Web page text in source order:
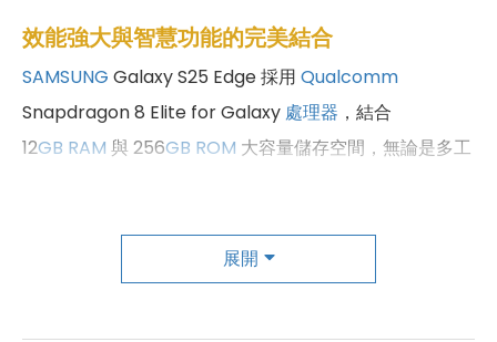
效能強大與智慧功能的完美結合
SAMSUNG Galaxy S25 Edge 採用 Qualcomm
Snapdragon 8 Elite for Galaxy 處理器 ，結合
12GB RAM 與 256GB ROM 大容量儲存空間，無論是多工
能，為日常使用提供穩定續航與便利充電方式。在 AI 功能
方面，S25 Edge 整合多項 Galaxy AI 技術。使用者可透
展開